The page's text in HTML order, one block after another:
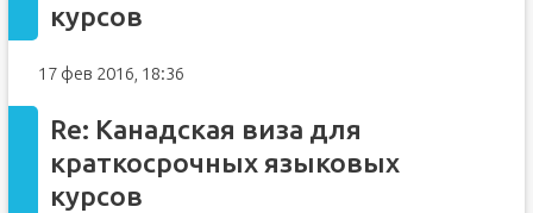
курсов
17 фев 2016, 18:36
Re: Канадская виза для
краткосрочных языковых
курсов